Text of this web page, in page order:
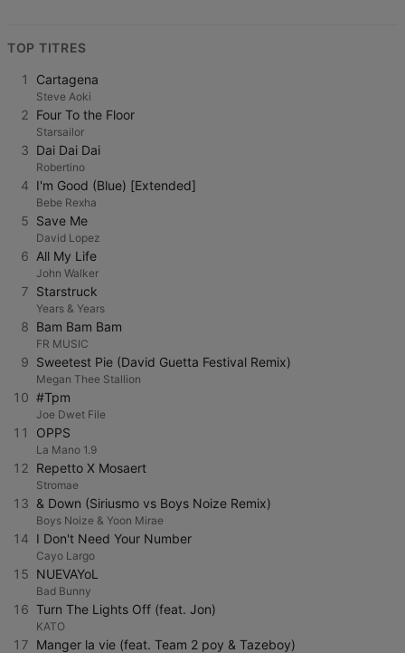
TOP TITRES
1 Cartagena
Steve Aoki
2 Four To the Floor
Starsailor
3 Dai Dai Dai
Robertino
4 I'm Good (Blue) [Extended]
Bebe Rexha
5 Save Me
David Lopez
6 All My Life
John Walker
7 Starstruck
Years & Years
8 Bam Bam Bam
FR MUSIC
9 Sweetest Pie (David Guetta Festival Remix)
Megan Thee Stallion
10 #Tpm
Joe Dwet File
11 OPPS
La Mano 1.9
12 Repetto X Mosaert
Stromae
13 & Down (Siriusmo vs Boys Noize Remix)
Boys Noize & Yoon Mirae
14 I Don't Need Your Number
Cayo Largo
15 NUEVAYoL
Bad Bunny
16 Turn The Lights Off (feat. Jon)
KATO
17 Manger la vie (feat. Team 2 poy & Tazeboy)